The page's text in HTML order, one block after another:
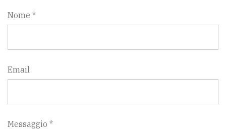
Nome *
Email
Messaggio *